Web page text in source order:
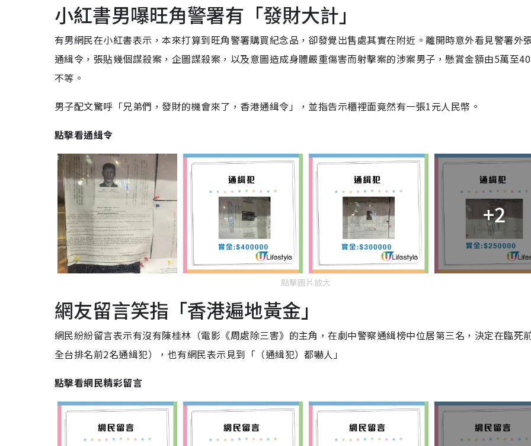
小紅書男嚗旺角警署有「發財大計」
有男網民在小紅書表示，本來打算到旺角警署購買紀念品，卻發覺出售處其實在附近。離開時意外看見警署外
通緝令，張貼幾個謀殺案，企圖謀殺案，以及意圖造成身體嚴重傷害而射擊案的涉案男子，懸賞金額由5萬至
不等。
男子配文驚呼「兄弟們，發財的機會來了，香港通緝令」，並指告示櫃裡面竟然有一張1元人民幣。
點擊看通緝令
+2
點擊圖片放大
網友留言笑指「香港遍地黃金」
網民紛紛留言表示有沒有陳桂林（電影《周處除三害》的主角，在劇中警察通緝榜中位居第三名，決定在臨死
全台排名前2名通緝犯），也有網民表示見到「（通緝犯）都嚇人」
點擊看網民精彩留言